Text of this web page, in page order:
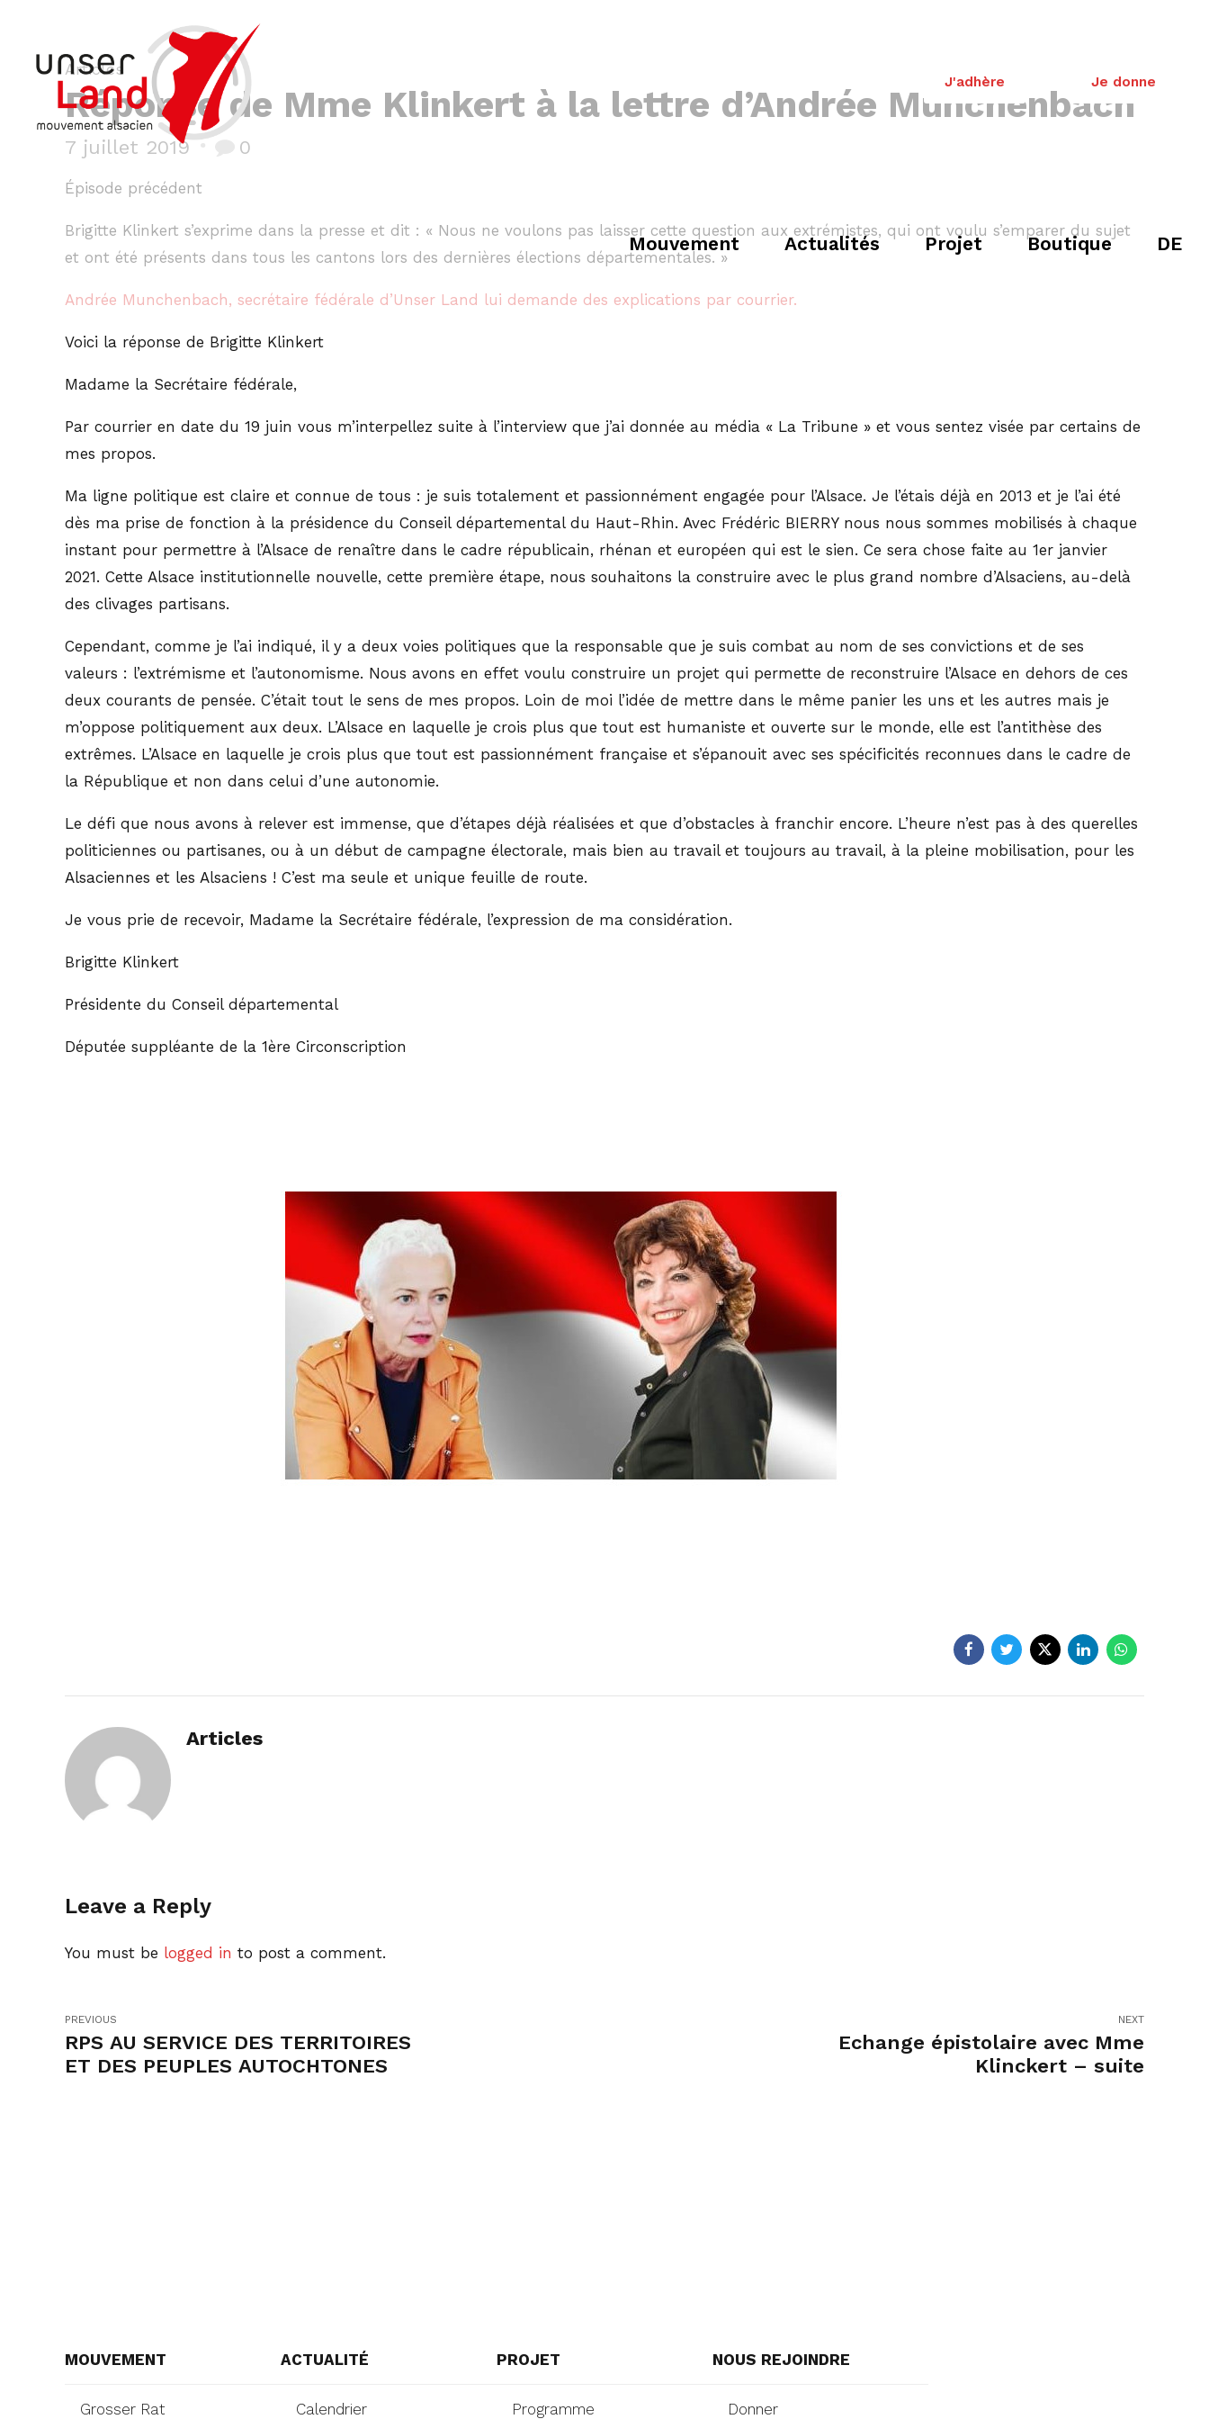
J'adhère Je donne
Mouvement Actualités Projet Boutique DE
Articles
Réponse de Mme Klinkert à la lettre d’Andrée Munchenbach
7 juillet 2019 0
Épisode précédent
Brigitte Klinkert s’exprime dans la presse et dit : « Nous ne voulons pas laisser cette question aux extrémistes, qui ont voulu s’emparer du sujet
et ont été présents dans tous les cantons lors des dernières élections départementales. »
Andrée Munchenbach, secrétaire fédérale d’Unser Land lui demande des explications par courrier.
Voici la réponse de Brigitte Klinkert
Madame la Secrétaire fédérale,
Par courrier en date du 19 juin vous m’interpellez suite à l’interview que j’ai donnée au média « La Tribune » et vous sentez visée par certains de
mes propos.
Ma ligne politique est claire et connue de tous : je suis totalement et passionnément engagée pour l’Alsace. Je l’étais déjà en 2013 et je l’ai été
dès ma prise de fonction à la présidence du Conseil départemental du Haut-Rhin. Avec Frédéric BIERRY nous nous sommes mobilisés à chaque
instant pour permettre à l’Alsace de renaître dans le cadre républicain, rhénan et européen qui est le sien. Ce sera chose faite au 1er janvier
2021. Cette Alsace institutionnelle nouvelle, cette première étape, nous souhaitons la construire avec le plus grand nombre d’Alsaciens, au-delà
des clivages partisans.
Cependant, comme je l’ai indiqué, il y a deux voies politiques que la responsable que je suis combat au nom de ses convictions et de ses
valeurs : l’extrémisme et l’autonomisme. Nous avons en effet voulu construire un projet qui permette de reconstruire l’Alsace en dehors de ces
deux courants de pensée. C’était tout le sens de mes propos. Loin de moi l’idée de mettre dans le même panier les uns et les autres mais je
m’oppose politiquement aux deux. L’Alsace en laquelle je crois plus que tout est humaniste et ouverte sur le monde, elle est l’antithèse des
extrêmes. L’Alsace en laquelle je crois plus que tout est passionnément française et s’épanouit avec ses spécificités reconnues dans le cadre de
la République et non dans celui d’une autonomie.
Le défi que nous avons à relever est immense, que d’étapes déjà réalisées et que d’obstacles à franchir encore. L’heure n’est pas à des querelles
politiciennes ou partisanes, ou à un début de campagne électorale, mais bien au travail et toujours au travail, à la pleine mobilisation, pour les
Alsaciennes et les Alsaciens ! C’est ma seule et unique feuille de route.
Je vous prie de recevoir, Madame la Secrétaire fédérale, l’expression de ma considération.
Brigitte Klinkert
Présidente du Conseil départemental
Députée suppléante de la 1ère Circonscription
Articles
Leave a Reply
You must be logged in to post a comment.
PREVIOUS
RPS AU SERVICE DES TERRITOIRES
ET DES PEUPLES AUTOCHTONES
NEXT
Echange épistolaire avec Mme
Klinckert – suite
MOUVEMENT
Grosser Rat
ACTUALITÉ
Calendrier
PROJET
Programme
NOUS REJOINDRE
Donner